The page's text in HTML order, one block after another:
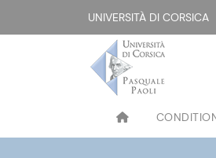
UNIVERSITÀ DI CORSICA